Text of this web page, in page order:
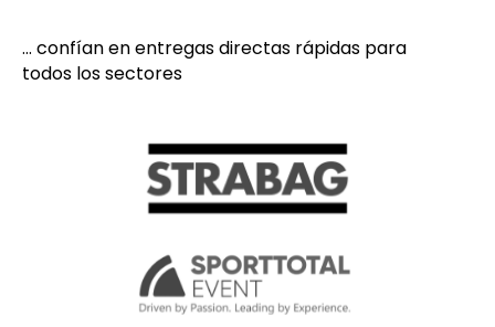
... confían en entregas directas rápidas para
todos los sectores